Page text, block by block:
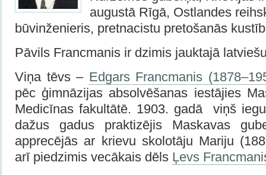
augustā Rīgā, Ostlandes
būvinženieris, pretnacistu pretošanās
Pāvils Francmanis ir dzimis jauktajā
Viņa tēvs – Edgars Francmanis
pēc ģimnāzijas absolvēšanas iestājies
Medicīnas fakultātē. 1903. gadā viņš
dažus gadus praktizējis Maskavas
apprecējās ar krievu skolotāju Mariju
arī piedzimis vecākais dēls Ļevs